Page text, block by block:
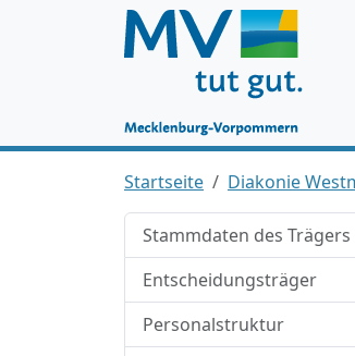
Startseite Diakonie
Stammdaten des Trägers
Entscheidungsträger
Personalstruktur